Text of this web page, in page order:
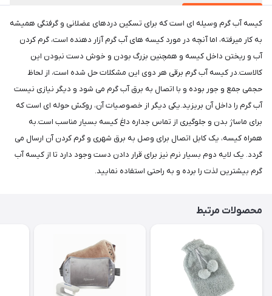
کیسه آب گرم وسیله ای است که برای تسکین دردهای عضلانی و گرفتگی همیشه
به کار میرفته، اما آنچه در مورد کیسه های آب گرم آزار دهنده است، گرم کردن
آب و ریختن داخل کیسه و همچنین بزرگ بودن و خوش دست نبودن این
کالاست.در کیسه آب گرم برقی هر دوی این مشکلات حل شده است، از لحاظ
حجمی جمع و جور بوده و با اتصال به برق آب گرم می شود و دیگر نیازی نیست
آب گرم را داخل آن بریزید.یکی دیگر از خصوصیات آن، روکش حوله ای است که
برای ماساژ بدن و جلوگیری از تماس جداره داغ کیسه بسیار مناسب است.به
همراه کیسه، یک کابل اتصال برای وصل به برق شهری و گرم کردن آن ارسال می
گردد. یک لایه دوم بسیار نرم نیز برای قرار دادن دست وجود دارد تا از کیسه آب
گرم بیشترین لذت را برده و به راحتی استفاده نمایید.
محصولات مرتبط